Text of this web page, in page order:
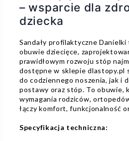
– wsparcie dla
dziecka
Sandały profilaktyczne
obuwie dziecięce,
prawidłowym rozwoju stóp
dostępne w sklepie dlastopy.pl
do codziennego noszenia, jak i
postawy oraz stóp. To obuwie,
wymagania rodziców,
łączy komfort, funkcjonalność
Specyfikacja techniczna: